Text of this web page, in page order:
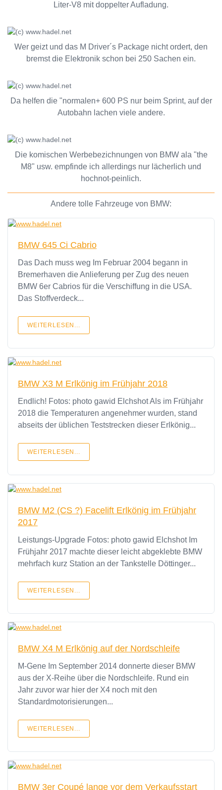
Liter-V8 mit doppelter Aufladung.
Wer geizt und das M Driver´s Package nicht ordert, den
bremst die Elektronik schon bei 250 Sachen ein.
Da helfen die "normalen+ 600 PS nur beim Sprint, auf der
Autobahn lachen viele andere.
Die komischen Werbebezichnungen von BMW ala "the
M8" usw. empfinde ich allerdings nur lächerlich und
hochnot-peinlich.
Andere tolle Fahrzeuge von BMW:
BMW 645 Ci Cabrio
Das Dach muss weg Im Februar 2004 begann in
Bremerhaven die Anlieferung per Zug des neuen
BMW 6er Cabrios für die Verschiffung in die USA.
Das Stoffverdeck...
WEITERLESEN...
BMW X3 M Erlkönig im Frühjahr 2018
Endlich! Fotos: photo gawid Elchshot Als im Frühjahr
2018 die Temperaturen angenehmer wurden, stand
abseits der üblichen Teststrecken dieser Erlkönig...
WEITERLESEN...
BMW M2 (CS ?) Facelift Erlkönig im Frühjahr
2017
Leistungs-Upgrade Fotos: photo gawid Elchshot Im
Frühjahr 2017 machte dieser leicht abgeklebte BMW
mehrfach kurz Station an der Tankstelle Döttinger...
WEITERLESEN...
BMW X4 M Erlkönig auf der Nordschleife
M-Gene Im September 2014 donnerte dieser BMW
aus der X-Reihe über die Nordschleife. Rund ein
Jahr zuvor war hier der X4 noch mit den
Standardmotorisierungen...
WEITERLESEN...
BMW 3er Coupé lange vor dem Verkaufsstart